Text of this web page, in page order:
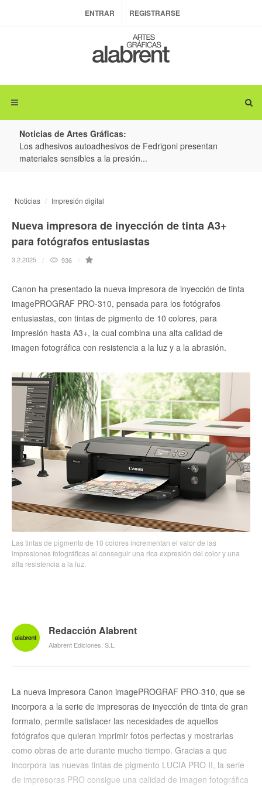
ENTRAR REGISTRARSE
Noticias de Artes Gráficas:
Los adhesivos autoadhesivos de Fedrigoni presentan
materiales sensibles a la presión...
Noticias Impresión digital
Nueva impresora de inyección de tinta A3+
para fotógrafos entusiastas
3.2.2025 936
Canon ha presentado la nueva impresora de inyección de tinta
imagePROGRAF PRO-310, pensada para los fotógrafos
entusiastas, con tintas de pigmento de 10 colores, para
impresión hasta A3+, la cual combina una alta calidad de
imagen fotográfica con resistencia a la luz y a la abrasión.
Las tintas de pigmento de 10 colores incrementan el valor de las
impresiones fotográficas al conseguir una rica expresión del color y una
alta resistencia a la luz.
Redacción Alabrent
Alabrent Ediciones, S.L.
La nueva impresora Canon imagePROGRAF PRO-310, que se
incorpora a la serie de impresoras de inyección de tinta de gran
formato, permite satisfacer las necesidades de aquellos
fotógrafos que quieran imprimir fotos perfectas y mostrarlas
como obras de arte durante mucho tiempo. Gracias a que
incorpora las nuevas tintas de pigmento LUCIA PRO II, la serie
de impresoras PRO consigue una calidad de imagen fotográfica